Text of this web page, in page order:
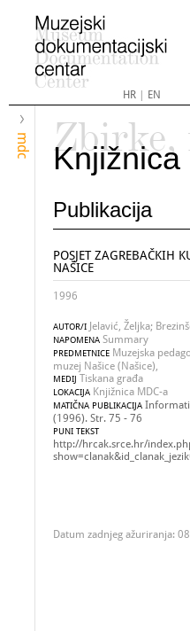
HR| EN
mdc
Zbirke,
Knjižnica
Publikacija
POSJET ZAGREBAČKIH
NAŠICE
1996
AUTOR/I Jelavić, Željka;
NAPOMENA Summary
PREDMETNICE Muzejska
muzej Našice (Našice),
MEDIJ Tiskana građa
LOKACIJA Knjižnica MDC-a
MATIČNA PUBLIKACIJA
(1996). Str. 75 - 76
PUNI TEKST
http://hrcak.srce.hr/
Datum zadnjeg ažuriranja: